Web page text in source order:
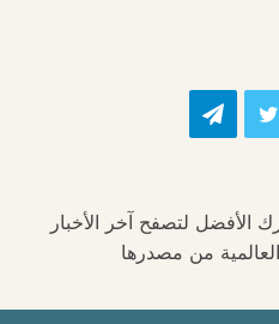
تويتر تيلقرام
الأفضل لتصفح آخر الأخبار
من مصدرها